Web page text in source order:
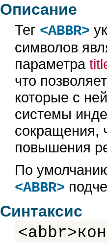
Описание
Тег <ABBR>
символов
параметра
что
которые с
системы
сокращения,
повышения
По
<ABBR>
Синтаксис